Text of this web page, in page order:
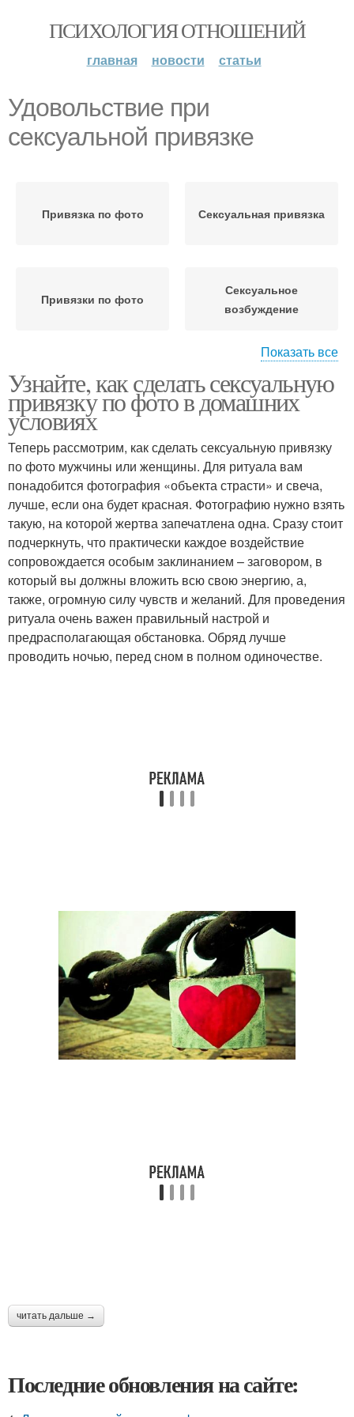
ПСИХОЛОГИЯ ОТНОШЕНИЙ
главная новости статьи
Удовольствие при
сексуальной привязке
Привязка по фото Сексуальная привязка
Привязки по фото
Сексуальное
возбуждение
Место для сексуальной
привязки
сексуальной привязки
Показать все
Узнайте, как сделать сексуальную
привязку по фото в домашних
условиях
Теперь рассмотрим, как сделать сексуальную привязку
по фото мужчины или женщины. Для ритуала вам
понадобится фотография «объекта страсти» и свеча,
лучше, если она будет красная. Фотографию нужно взять
такую, на которой жертва запечатлена одна. Сразу стоит
подчеркнуть, что практически каждое воздействие
сопровождается особым заклинанием – заговором, в
который вы должны вложить всю свою энергию, а,
также, огромную силу чувств и желаний. Для проведения
ритуала очень важен правильный настрой и
предрасполагающая обстановка. Обряд лучше
проводить ночью, перед сном в полном одиночестве.
читать дальше →
Последние обновления на сайте: